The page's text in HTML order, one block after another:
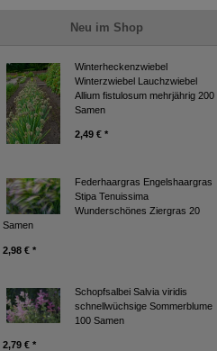
Neu im Shop
Winterheckenzwiebel
Winterzwiebel Lauchzwiebel
Allium fistulosum mehrjährig 200
Samen
2,49 € *
Federhaargras Engelshaargras
Stipa Tenuissima
Wunderschönes Ziergras 20
Samen
2,98 € *
Schopfsalbei Salvia viridis
schnellwüchsige Sommerblume
100 Samen
2,79 € *